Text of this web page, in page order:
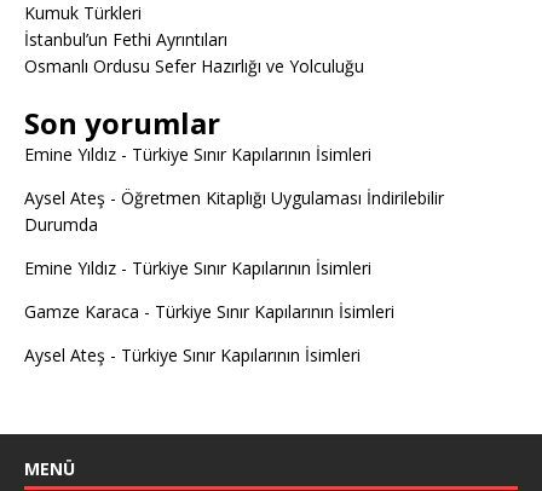
Kumuk Türkleri
İstanbul’un Fethi Ayrıntıları
Osmanlı Ordusu Sefer Hazırlığı ve Yolculuğu
Son yorumlar
Emine Yıldız - Türkiye Sınır Kapılarının İsimleri
Aysel Ateş - Öğretmen Kitaplığı Uygulaması İndirilebilir
Durumda
Emine Yıldız - Türkiye Sınır Kapılarının İsimleri
Gamze Karaca - Türkiye Sınır Kapılarının İsimleri
Aysel Ateş - Türkiye Sınır Kapılarının İsimleri
MENÜ